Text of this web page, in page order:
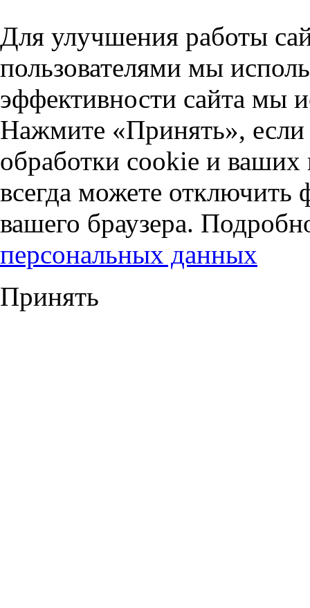
Для улучшения работы
пользователями мы
эффективности сайта мы
Нажмите «Принять», если
обработки cookie и
всегда можете отключить
вашего браузера.
персональных данных
Принять